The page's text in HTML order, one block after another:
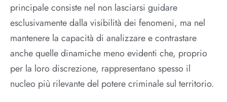
principale consiste nel non lasciarsi guidare
esclusivamente dalla visibilità dei fenomeni, ma nel
mantenere la capacità di analizzare e contrastare
anche quelle dinamiche meno evidenti che, proprio
per la loro discrezione, rappresentano spesso il
nucleo più rilevante del potere criminale sul territorio.
____________________